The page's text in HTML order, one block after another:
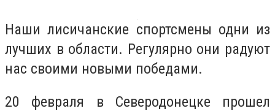
Наши лисичанские спортсмены одни из
лучших в области. Регулярно они радуют
нас своими новыми победами.
20 февраля в Северодонецке прошел